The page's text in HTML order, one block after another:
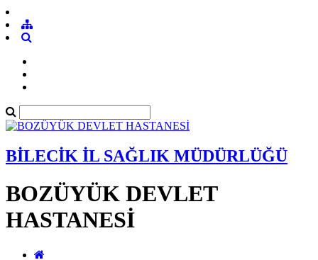
BİLECİK İL SAĞLIK MÜDÜRLÜĞÜ
BOZÜYÜK DEVLET
HASTANESİ